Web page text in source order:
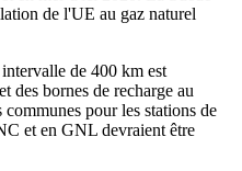
de l'UE au gaz naturel
de 400 km est
des bornes de recharge au
pour les stations de
et en GNL devraient être